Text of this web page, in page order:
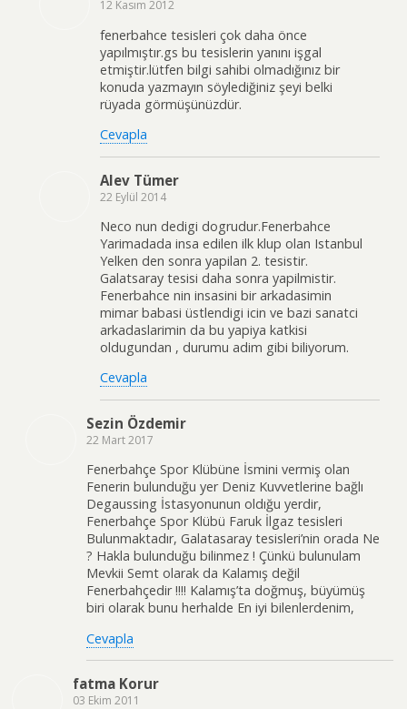
12 Kasım 2012
fenerbahce tesisleri çok daha önce
yapılmıştır.gs bu tesislerin yanını işgal
etmiştir.lütfen bilgi sahibi olmadığınız bir
konuda yazmayın söylediğiniz şeyi belki
rüyada görmüşünüzdür.
Cevapla
Alev Tümer
22 Eylül 2014
Neco nun dedigi dogrudur.Fenerbahce
Yarimadada insa edilen ilk klup olan Istanbul
Yelken den sonra yapilan 2. tesistir.
Galatsaray tesisi daha sonra yapilmistir.
Fenerbahce nin insasini bir arkadasimin
mimar babasi üstlendigi icin ve bazi sanatci
arkadaslarimin da bu yapiya katkisi
oldugundan , durumu adim gibi biliyorum.
Cevapla
Sezin Özdemir
22 Mart 2017
Fenerbahçe Spor Klübüne İsmini vermiş olan
Fenerin bulunduğu yer Deniz Kuvvetlerine bağlı
Degaussing İstasyonunun oldığu yerdir,
Fenerbahçe Spor Klübü Faruk İlgaz tesisleri
Bulunmaktadır, Galatasaray tesisleri’nin orada Ne
? Hakla bulunduğu bilinmez ! Çünkü bulunulam
Mevkii Semt olarak da Kalamış değil
Fenerbahçedir !!!! Kalamış’ta doğmuş, büyümüş
biri olarak bunu herhalde En iyi bilenlerdenim,
Cevapla
fatma Korur
03 Ekim 2011